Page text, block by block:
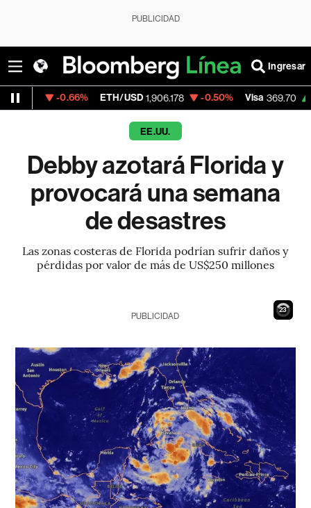
PUBLICIDAD
Ingresar
ETH/USD 1,906.178 -0.50% Visa 369.70 +0.31%
EE.UU.
Debby azotará Florida y
provocará una semana
de desastres
Las zonas costeras de Florida podrían sufrir daños y
pérdidas por valor de más de US$250 millones
22
PUBLICIDAD